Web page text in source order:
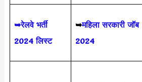
➥रेलवे भर्ती
2024 लिस्ट
➥महिला सरकारी जॉब
2024